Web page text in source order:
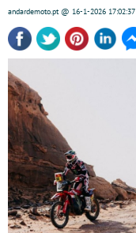
andardemoto.pt@ 16-1-2026 17:02:37